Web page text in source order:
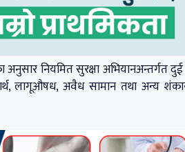
अनुसार नियमित सुरक्षा
लागूऔषध, अवैध सामान तथा अन्य